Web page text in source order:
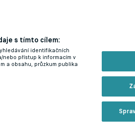
s tímto cílem:
identifikačních
přístup k informacím v
a obsahu, průzkum publika